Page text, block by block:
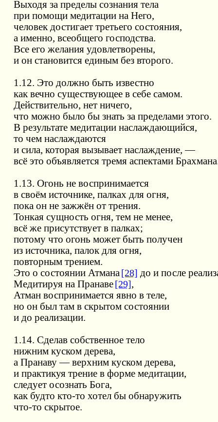
Выходя за пределы сознания тела
при помощи медитации на Него,
человек достигает третьего состояния,
а именно, всеобщего господства.
Все его желания удовлетворены,
и он становится единым без второго.
1.12. Это должно быть известно
как вечно существующее в себе самом.
Действительно, нет ничего,
что можно было бы знать за пределами этого.
В результате медитации наслаждающийся,
то чем наслаждаются
и сила, которая вызывает наслаждение, —
всё это объявляется тремя аспектами
1.13. Огонь не воспринимается
в своём источнике, палках для огня,
пока он не зажжён от трения.
Тонкая сущность огня, тем не менее,
всё же присутствует в палках;
потому что огонь может быть получен
из источника, палок для огня,
повторным трением.
Это о состоянии Атмана [28] до и после
Медитируя на Пранаве[29],
Атман воспринимается явно в теле,
но он был там в скрытом состоянии
и до реализации.
1.14. Сделав собственное тело
нижним куском дерева,
а Пранаву — верхним куском дерева,
и практикуя трение в форме медитации,
следует осознать Бога,
как будто кто-то хотел бы обнаружить
что-то скрытое.